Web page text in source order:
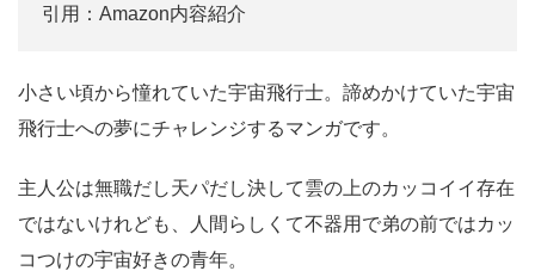
引用：Amazon内容紹介
小さい頃から憧れていた宇宙飛行士。諦めかけていた宇宙
飛行士への夢にチャレンジするマンガです。
主人公は無職だし天パだし決して雲の上のカッコイイ存在
ではないけれども、人間らしくて不器用で弟の前ではカッ
コつけの宇宙好きの青年。